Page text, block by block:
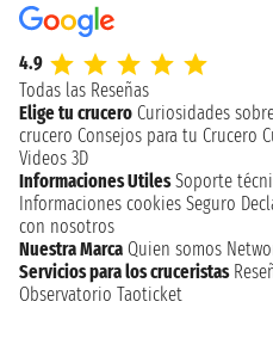
4.9
Todas las Reseñas
Elige tu crucero Curiosidades
crucero Consejos para tu Crucero
Videos 3D
Informaciones Utiles Soporte
Informaciones cookies Seguro
con nosotros
Nuestra Marca Quien somos
Servicios para los cruceristas
Observatorio Taoticket